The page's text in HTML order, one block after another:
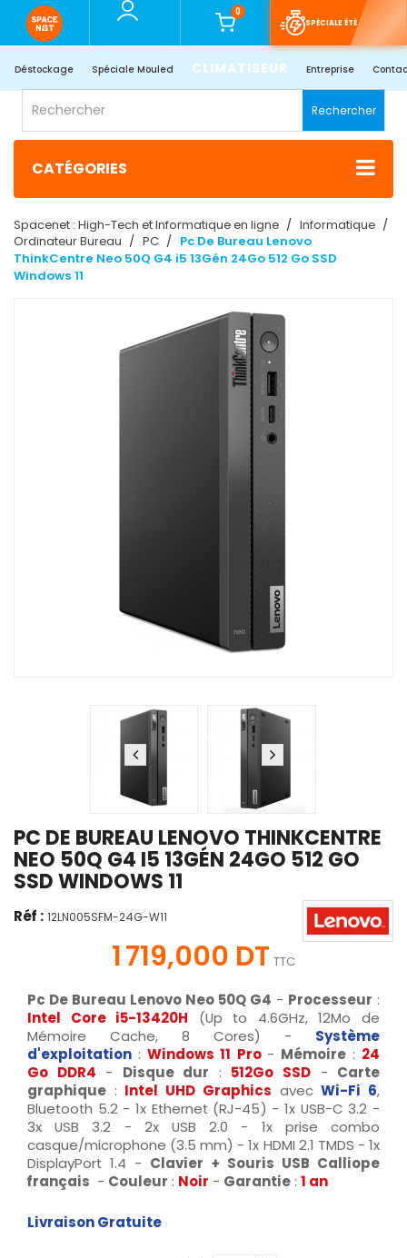
0
SPÉCIALE ÉTÉ
Déstockage Spéciale Mouled CLIMATISEUR Entreprise
Rechercher
CATÉGORIES
Spacenet : High-Tech et Informatique en ligne
Informatique
Ordinateur Bureau
PC
Pc De Bureau Lenovo
ThinkCentre Neo 50Q G4 i5 13Gén 24Go 512 Go SSD
Windows 11
PC DE BUREAU LENOVO THINKCENTRE
NEO 50Q G4 I5 13GÉN 24GO 512 GO
SSD WINDOWS 11
Réf : 12LN005SFM-24G-W11
1 719,000 DT TTC
Pc De Bureau Lenovo Neo 50Q G4 - Processeur :
Intel Core i5-13420H (Up to 4.6GHz, 12Mo de
Mémoire Cache, 8 Cores) - Système
d'exploitation :Windows 11 Pro - Mémoire: 24
Go DDR4 - Disque dur : 512Go SSD - Carte
graphique : Intel UHD Graphics avecWi-Fi 6,
Bluetooth 5.2 - 1x Ethernet (RJ-45) - 1x USB-C 3.2 -
3x USB 3.2 - 2x USB 2.0 - 1x prise combo
casque/microphone (3.5 mm) - 1x HDMI 2.1 TMDS - 1x
DisplayPort 1.4 - Clavier + Souris USB Calliope
français - Couleur : Noir - Garantie : 1 an
Livraison Gratuite